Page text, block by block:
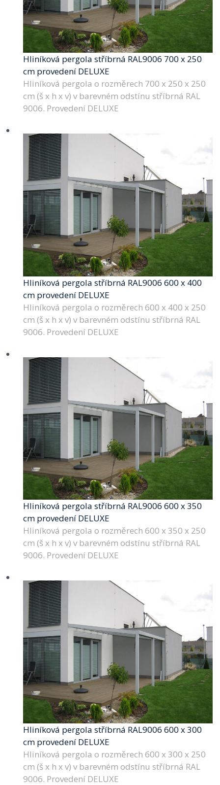
Hliníková pergola stříbrná RAL9006 700 x 250
cm provedení DELUXE
Hliníková pergola o rozměrech 700 x 250 x 250
cm (š x h x v) v barevném odstínu stříbrná RAL
9006. Provedení DELUXE
Hliníková pergola stříbrná RAL9006 600 x 400
cm provedení DELUXE
Hliníková pergola o rozměrech 600 x 400 x 250
cm (š x h x v) v barevném odstínu stříbrná RAL
9006. Provedení DELUXE
Hliníková pergola stříbrná RAL9006 600 x 350
cm provedení DELUXE
Hliníková pergola o rozměrech 600 x 350 x 250
cm (š x h x v) v barevném odstínu stříbrná RAL
9006. Provedení DELUXE
Hliníková pergola stříbrná RAL9006 600 x 300
cm provedení DELUXE
Hliníková pergola o rozměrech 600 x 300 x 250
cm (š x h x v) v barevném odstínu stříbrná RAL
9006. Provedení DELUXE